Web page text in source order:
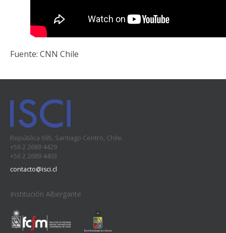
Fuente: CNN Chile
República 695, Santiago Centro, Chile.
+56 2 2689 4429
+56 2 2689 4403
contacto@isci.cl
Institución Albergante